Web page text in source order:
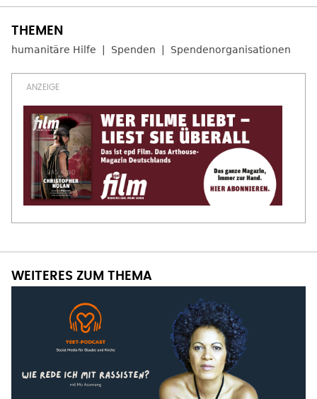
humanitäre Hilfe Spenden Spendenorganisationen
WEITERES ZUM THEMA